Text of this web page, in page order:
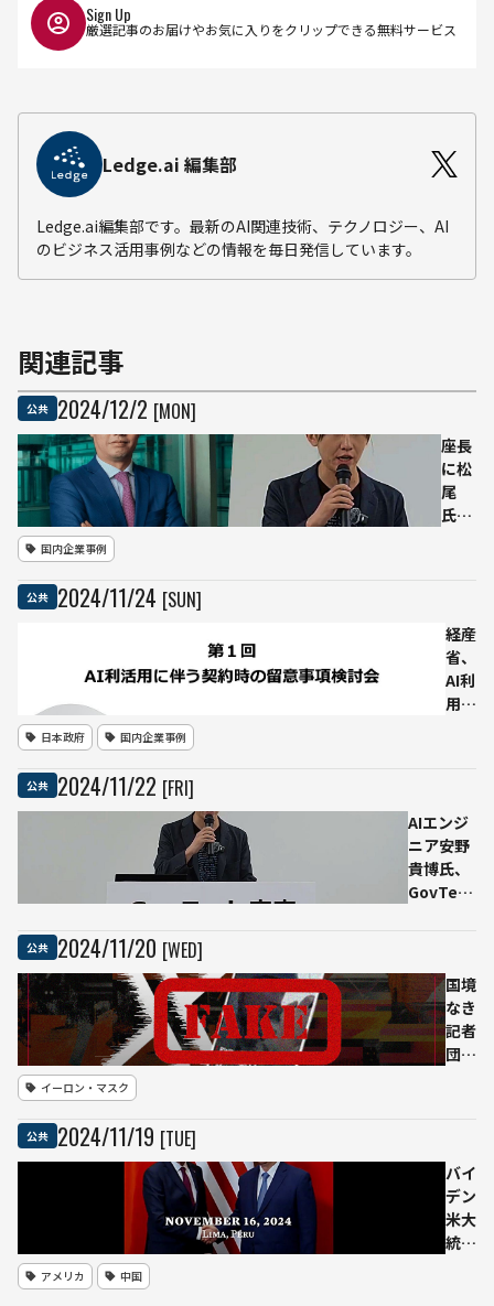
Sign Up
厳選記事のお届けやお気に入りをクリップできる無料サービス
Ledge.ai 編集部
Ledge.ai編集部です。最新のAI関連技術、テクノロジー、AI
のビジネス活用事例などの情報を毎日発信しています。
関連記事
公共 2024/12/2 [MON]
座長
に松
尾
氏・
えた
東京
都、
AI戦
戦略
会
議」
を設
に実
行計
画を
発表
へ
国内企業事例
公共 2024/11/24 [SUN]
経産
省、
AI利
用契
ト策
定へ
—企
業の
支援
日本政府 国内企業事例
公共 2024/11/22 [FRI]
AIエンジ
ニア安野
貴博氏、
GovTech
ブロード
リスニン
グシステ
ムの構築
SNSでつ
ぶやいて
くださ
い！」
公共 2024/11/20 [WED]
国境
なき
記者
団、
置し
た」
とし
てX
イーロン・マスク
公共 2024/11/19 [TUE]
バイ
デン
米大
統領
アメリカ 中国